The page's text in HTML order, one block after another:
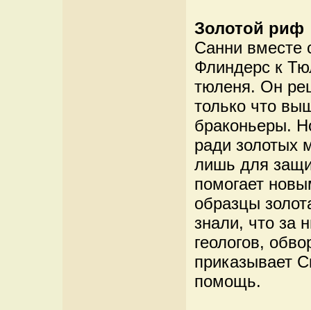
Золотой риф
Санни вместе
Флиндерс к
тюленя. Он
только что
браконьеры.
ради золотых
лишь для
помогает
образцы
знали, что за
геологов,
приказывает
помощь.